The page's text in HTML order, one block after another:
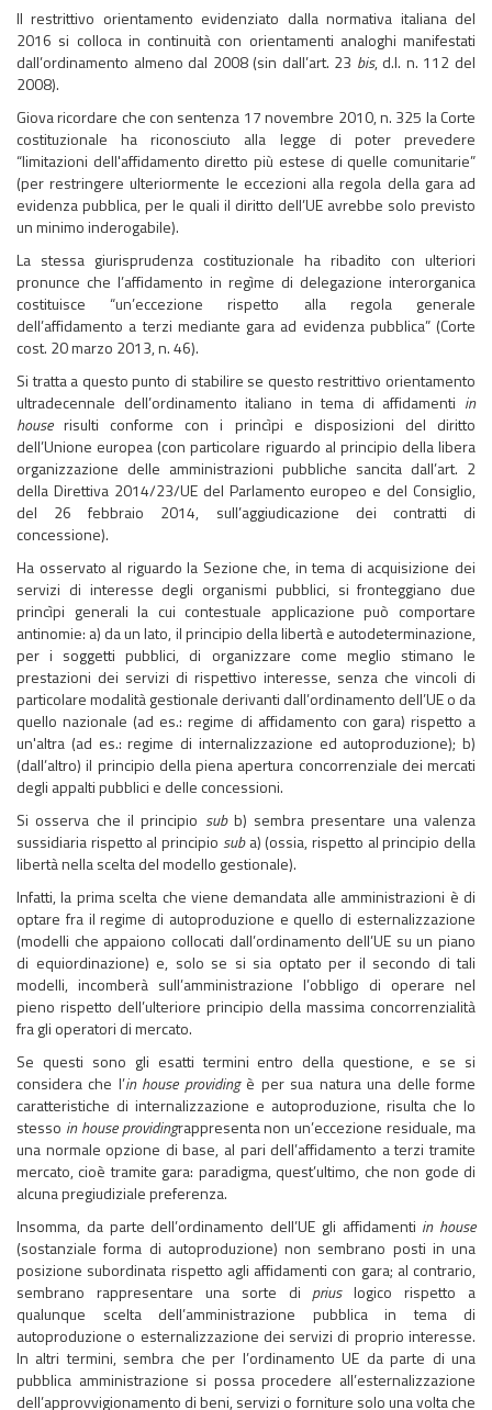
Il restrittivo orientamento evidenziato dalla normativa italiana del
2016 si colloca in continuità con orientamenti analoghi manifestati
dall’ordinamento almeno dal 2008 (sin dall’art. 23 bis, d.l. n. 112 del
2008).
Giova ricordare che con sentenza 17 novembre 2010, n. 325 la Corte
costituzionale ha riconosciuto alla legge di poter prevedere
“limitazioni dell'affidamento diretto più estese di quelle comunitarie”
(per restringere ulteriormente le eccezioni alla regola della gara ad
evidenza pubblica, per le quali il diritto dell’UE avrebbe solo previsto
un minimo inderogabile).
La stessa giurisprudenza costituzionale ha ribadito con ulteriori
pronunce che l’affidamento in regìme di delegazione interorganica
costituisce “un’eccezione rispetto alla regola generale
dell’affidamento a terzi mediante gara ad evidenza pubblica” (Corte
cost. 20 marzo 2013, n. 46).
Si tratta a questo punto di stabilire se questo restrittivo orientamento
ultradecennale dell’ordinamento italiano in tema di affidamenti in
houserisulti conforme con i princìpi e disposizioni del diritto
dell’Unione europea (con particolare riguardo al principio della libera
organizzazione delle amministrazioni pubbliche sancita dall’art. 2
della Direttiva 2014/23/UE del Parlamento europeo e del Consiglio,
del 26 febbraio 2014, sull’aggiudicazione dei contratti di
concessione).
Ha osservato al riguardo la Sezione che, in tema di acquisizione dei
servizi di interesse degli organismi pubblici, si fronteggiano due
princìpi generali la cui contestuale applicazione può comportare
antinomie: a) da un lato, il principio della libertà e autodeterminazione,
per i soggetti pubblici, di organizzare come meglio stimano le
prestazioni dei servizi di rispettivo interesse, senza che vincoli di
particolare modalità gestionale derivanti dall’ordinamento dell’UE o da
quello nazionale (ad es.: regime di affidamento con gara) rispetto a
un'altra (ad es.: regime di internalizzazione ed autoproduzione); b)
(dall’altro) il principio della piena apertura concorrenziale dei mercati
degli appalti pubblici e delle concessioni.
Si osserva che il principio subb) sembra presentare una valenza
sussidiaria rispetto al principio suba) (ossia, rispetto al principio della
libertà nella scelta del modello gestionale).
Infatti, la prima scelta che viene demandata alle amministrazioni è di
optare fra il regime di autoproduzione e quello di esternalizzazione
(modelli che appaiono collocati dall’ordinamento dell’UE su un piano
di equiordinazione) e, solo se si sia optato per il secondo di tali
modelli, incomberà sull’amministrazione l’obbligo di operare nel
pieno rispetto dell’ulteriore principio della massima concorrenzialità
fra gli operatori di mercato.
Se questi sono gli esatti termini entro della questione, e se si
considera che l’in house providing è per sua natura una delle forme
caratteristiche di internalizzazione e autoproduzione, risulta che lo
stesso in house providingrappresenta non un’eccezione residuale, ma
una normale opzione di base, al pari dell’affidamento a terzi tramite
mercato, cioè tramite gara: paradigma, quest’ultimo, che non gode di
alcuna pregiudiziale preferenza.
Insomma, da parte dell’ordinamento dell’UE gli affidamenti in house
(sostanziale forma di autoproduzione) non sembrano posti in una
posizione subordinata rispetto agli affidamenti con gara; al contrario,
sembrano rappresentare una sorte di priuslogico rispetto a
qualunque scelta dell’amministrazione pubblica in tema di
autoproduzione o esternalizzazione dei servizi di proprio interesse.
In altri termini, sembra che per l’ordinamento UE da parte di una
pubblica amministrazione si possa procedere all’esternalizzazione
dell’approvvigionamento di beni, servizi o forniture solo una volta che